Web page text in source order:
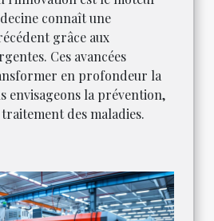
connaît une
grâce aux
Ces avancées
en profondeur la
envisageons la prévention,
des maladies.